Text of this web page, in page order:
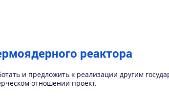
реактора
и предложить к реализации другим
отношении проект.